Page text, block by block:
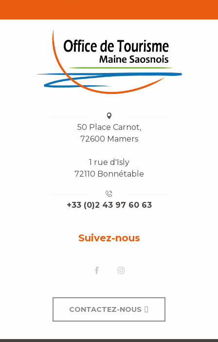
50 Place Carnot,
72600 Mamers
1 rue d'Isly
72110 Bonnétable
+33 (0)2 43 97 60 63
Suivez-nous
CONTACTEZ-NOUS